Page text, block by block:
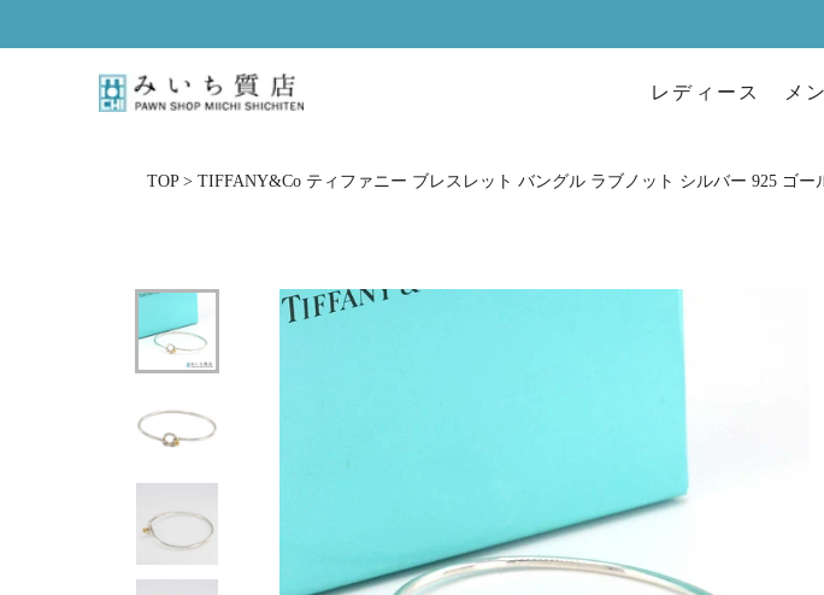
レディース メ
TOP > TIFFANY&Co ティファニー ブレスレット バングル ラブノット シルバー 925 ゴー